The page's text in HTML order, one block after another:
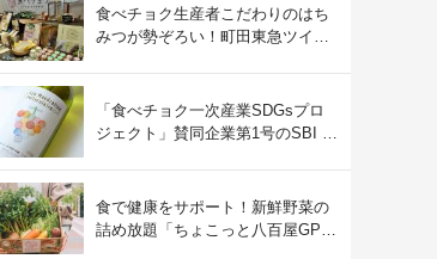
食べチョク生産者こだわりのはち
みつが勢ぞろい！町田東急ツイン
「食べチョク一次産業SDGsプロ
ジェクト」賛同企業第1号のSBI F
食で健康をサポート！新鮮野菜の
詰め放題「ちょこっと八百屋GP